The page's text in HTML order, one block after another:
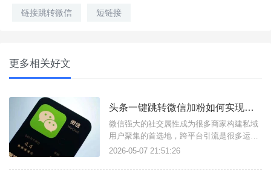
链接跳转微信 短链接
更多相关好文
头条一键跳转微信加粉如何实现？跨平台引流工具使用方法
微信强大的社交属性成为很多商家构建私域
用户聚集的首选地，跨平台引流是很多运营
推广人员必备技能，只需找对工具可以很简
具，可实现头条一键跳转微信加好友，还支
2026-05-07 21:51:26